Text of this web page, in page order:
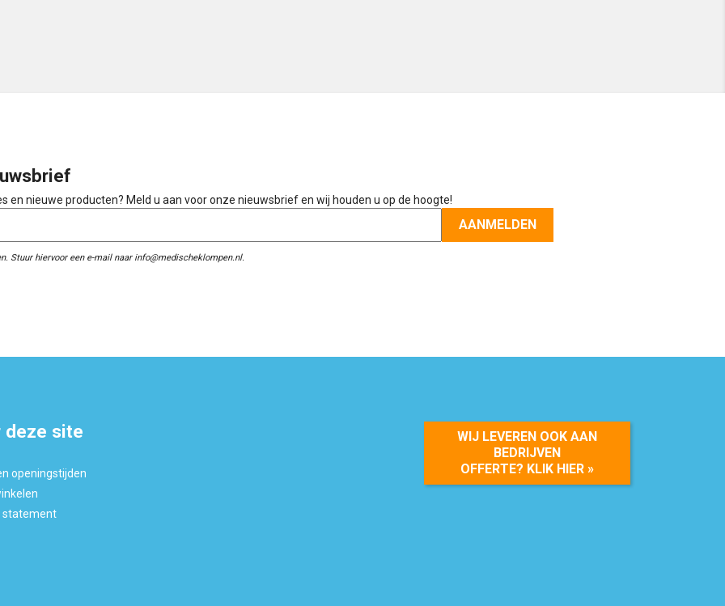
en nieuwe producten? Meld u aan voor onze nieuwsbrief en wij houden u op de hoogte!
Stuur hiervoor een e-mail naar info@medischeklompen.nl.
deze site
openingstijden
statement
WIJ LEVEREN OOK AAN
BEDRIJVEN
OFFERTE? KLIK HIER »